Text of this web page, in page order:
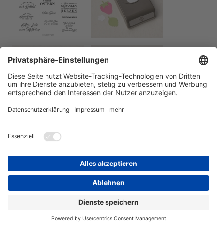
FÜR DIE BESTELLUNG EINZELNER PRODUKTE IN MEINEM
ODER
ALLE PRODUKTE IN DEN WARENKORB LEGEN (
klicken)
Sitemap
© StempelBunt
E-Mail